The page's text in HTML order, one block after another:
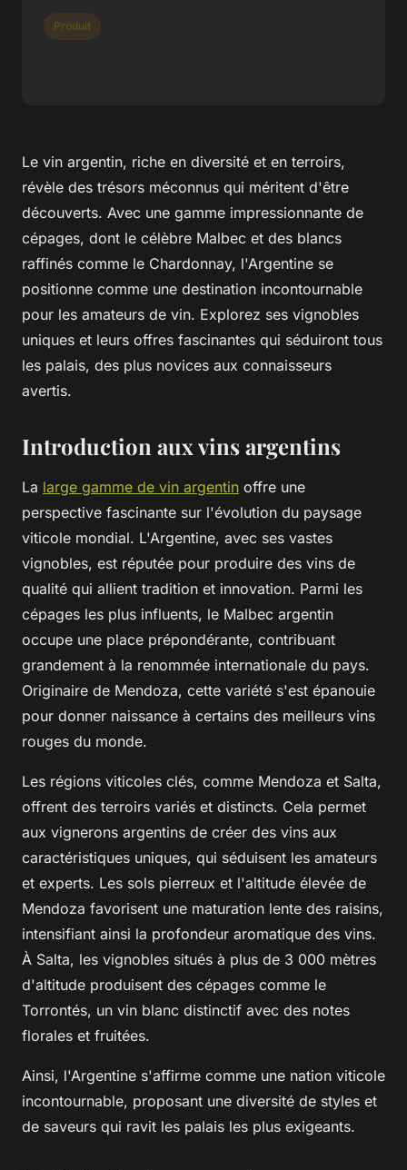
Le vin argentin, riche en diversité et en terroirs,
révèle des trésors méconnus qui méritent d'être
découverts. Avec une gamme impressionnante de
cépages, dont le célèbre Malbec et des blancs
raffinés comme le Chardonnay, l'Argentine se
positionne comme une destination incontournable
pour les amateurs de vin. Explorez ses vignobles
uniques et leurs offres fascinantes qui séduiront tous
les palais, des plus novices aux connaisseurs
avertis.
Introduction aux vins argentins
La large gamme de vin argentin offre une
perspective fascinante sur l'évolution du paysage
viticole mondial. L'Argentine, avec ses vastes
vignobles, est réputée pour produire des vins de
qualité qui allient tradition et innovation. Parmi les
cépages les plus influents, le Malbec argentin
occupe une place prépondérante, contribuant
grandement à la renommée internationale du pays.
Originaire de Mendoza, cette variété s'est épanouie
pour donner naissance à certains des meilleurs vins
rouges du monde.
Les régions viticoles clés, comme Mendoza et Salta,
offrent des terroirs variés et distincts. Cela permet
aux vignerons argentins de créer des vins aux
caractéristiques uniques, qui séduisent les amateurs
et experts. Les sols pierreux et l'altitude élevée de
Mendoza favorisent une maturation lente des raisins,
intensifiant ainsi la profondeur aromatique des vins.
À Salta, les vignobles situés à plus de 3 000 mètres
d'altitude produisent des cépages comme le
Torrontés, un vin blanc distinctif avec des notes
florales et fruitées.
Ainsi, l'Argentine s'affirme comme une nation viticole
incontournable, proposant une diversité de styles et
de saveurs qui ravit les palais les plus exigeants.
Produit